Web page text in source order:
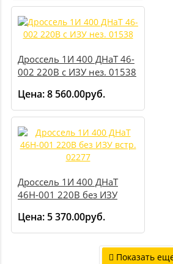
Дроссель 1И 400 ДНаТ 46-
002 220В с ИЗУ нез. 01538
Цена:8 560.00руб.
Дроссель 1И 400 ДНаТ
46Н-001 220В без ИЗУ
Цена: 5 370.00руб.
Показать